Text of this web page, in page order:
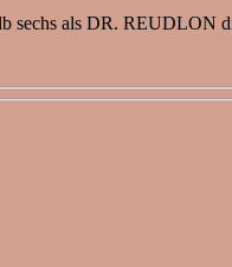
sechs als DR. REUDLON